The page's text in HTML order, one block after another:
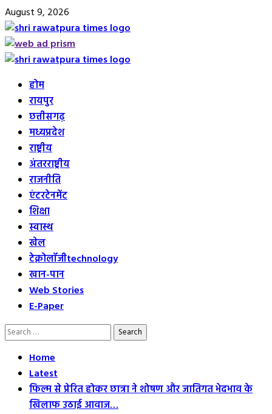
Skip
to
content
August 9, 2026
Primary
होम
रायपुर
छत्तीसगढ़
मध्यप्रदेश
राष्ट्रीय
अंतरराष्ट्रीय
राजनीति
एंटरटेनमेंट
शिक्षा
स्वास्थ
खेल
टेक्नोलॉजीtechnology
खान-पान
Web Stories
E-Paper
Search
Home
Latest
फिल्म से प्रेरित होकर छात्रा ने शोषण और जातिगत भेदभाव के
खिलाफ उठाई आवाज…